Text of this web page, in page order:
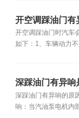
开空调踩油门有
开空调踩油门时汽车
如下：1、车辆动力
深踩油门有异响
深踩油门有异响的原
响：当汽油泵电机内